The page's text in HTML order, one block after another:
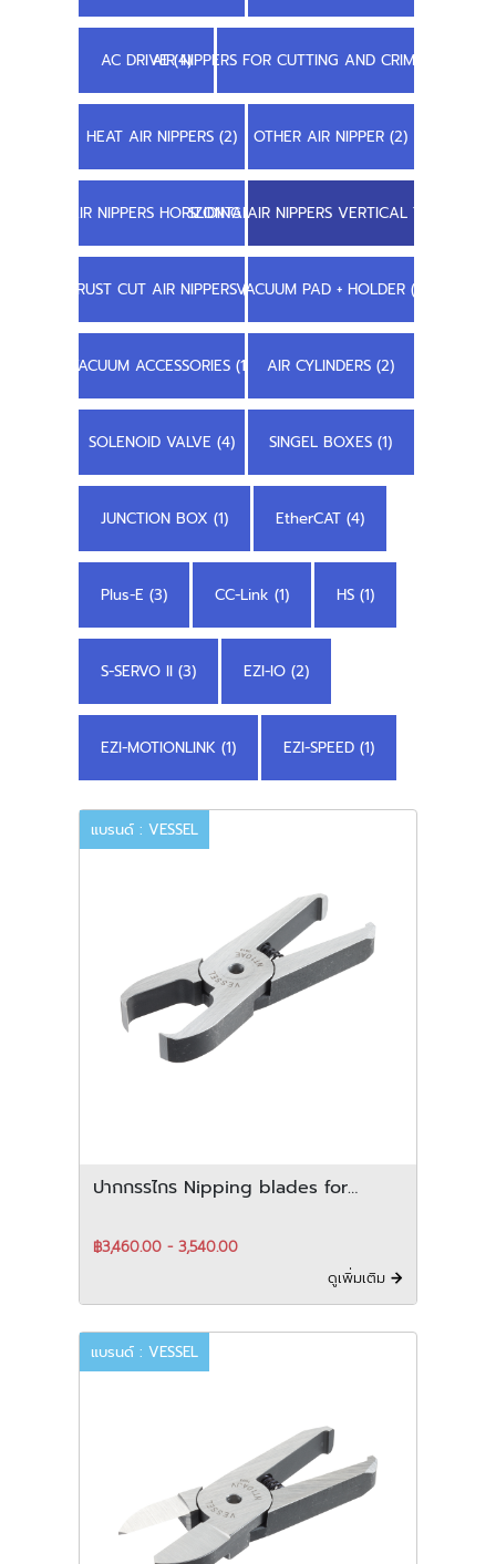
AC DRIVE (4)AIR NIPPERS FOR CUTTING AND CRIMPING (22)
HEAT AIR NIPPERS (2) OTHER AIR NIPPER (2)
SLIDING AIR NIPPERS HORIZONTAL TYPE (7)SLIDING AIR NIPPERS VERTICAL TYPE (8)
TRUST CUT AIR NIPPERS (1)VACUUM PAD + HOLDER (1)
VACUUM ACCESSORIES (11) AIR CYLINDERS (2)
SOLENOID VALVE (4) SINGEL BOXES (1)
JUNCTION BOX (1) EtherCAT (4)
Plus-E (3) CC-Link (1) HS (1)
S-SERVO II (3) EZI-IO (2)
EZI-MOTIONLINK (1) EZI-SPEED (1)
แบรนด์ : VESSEL
ปากกรรไกร Nipping blades for
฿3,460.00 - 3,540.00
ดูเพิ่มเติม
แบรนด์ : VESSEL